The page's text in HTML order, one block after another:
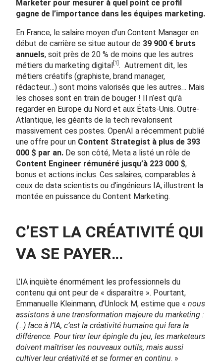
Marketer pour mesurer à quel point ce profil
gagne de l’importance dans les équipes marketing.
En France, le salaire moyen d’un Content Manager en
début de carrière se situe autour de 39 900 € bruts
annuels, soit près de 20 % de moins que les autres
métiers du marketing digital[1]. Autrement dit, les
métiers créatifs (graphiste, brand manager,
rédacteur…) sont moins valorisés que les autres… Mais
les choses sont en train de bouger ! Il n’est qu’à
regarder en Europe du Nord et aux États-Unis. Outre-
Atlantique, les géants de la tech revalorisent
massivement ces postes. OpenAI a récemment publié
une offre pour un Content Strategist à plus de 393
000 $ par an. De son côté, Meta a listé un rôle de
Content Engineer rémunéré jusqu’à 223 000 $,
bonus et actions inclus. Ces salaires, comparables à
ceux de data scientists ou d’ingénieurs IA, illustrent la
montée en puissance du Content Marketing.
C’EST LA CRÉATIVITÉ QUI
VA SE PAYER…
L’IA inquiète énormément les professionnels du
contenu qui ont peur de « disparaître ». Pourtant,
Emmanuelle Kleinmann, d’Unlock M, estime que « nous
assistons à une transformation majeure du marketing :
(…) face à l’IA, c’est la créativité humaine qui fera la
différence. Pour tirer leur épingle du jeu, les marketeurs
doivent maîtriser les nouveaux outils, mais aussi
cultiver leur créativité et se former en continu. »